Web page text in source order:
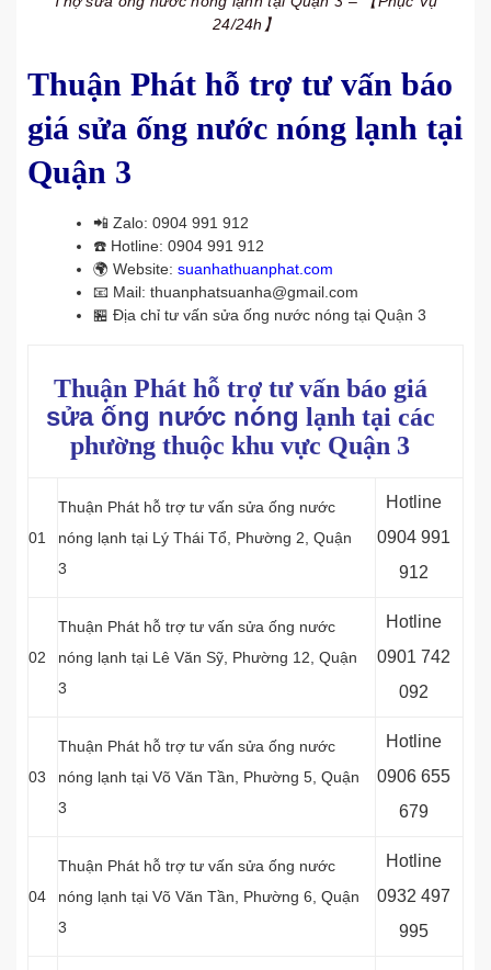
24/24h】
Thuận Phát hỗ trợ tư vấn báo
giá sửa ống nước nóng lạnh tại
Quận 3
📲 Zalo: 0904 991 912
☎️ Hotline: 0904 991 912
🌍 Website: suanhathuanphat.com
📧 Mail: thuanphatsuanha@gmail.com
🏪 Địa chỉ tư vấn sửa ống nước nóng tại Quận 3
Thuận Phát hỗ trợ tư vấn báo giá
sửa ống nước nóng lạnh tại các
phường thuộc khu vực Quận 3
01
Thuận Phát hỗ trợ tư vấn sửa ống nước
nóng lạnh tại Lý Thái Tổ, Phường 2, Quận
3
Hotline
0904 991
912
02
Thuận Phát hỗ trợ tư vấn sửa ống nước
nóng lạnh tại Lê Văn Sỹ, Phường 12, Quận
3
Hotline
0901 742
092
03
Thuận Phát hỗ trợ tư vấn sửa ống nước
nóng lạnh tại Võ Văn Tần, Phường 5, Quận
3
Hotline
0906 655
679
04
Thuận Phát hỗ trợ tư vấn sửa ống nước
nóng lạnh tại Võ Văn Tần, Phường 6, Quận
3
Hotline
0932 497
995